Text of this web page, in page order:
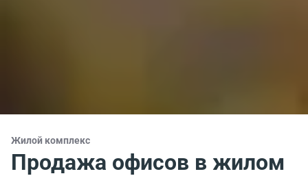
Жилой комплекс
Продажа офисов в жилом